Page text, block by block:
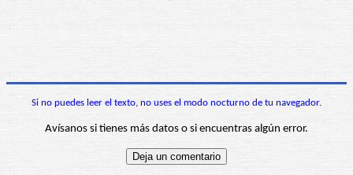
Si no puedes leer el texto, no uses el modo nocturno de tu navegador.
Avísanos si tienes más datos o si encuentras algún error.